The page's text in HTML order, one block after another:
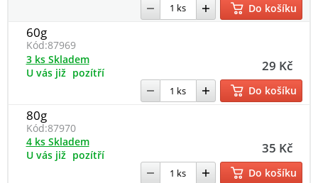
Do košíku
60g
Kód:87969
29 Kč
3 ks Skladem
U vás již pozítří
Do košíku
80g
Kód:87970
35 Kč
4 ks Skladem
U vás již pozítří
Do košíku